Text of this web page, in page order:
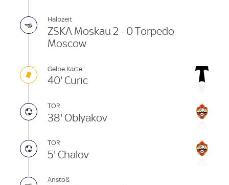
Halbzeit
ZSKA Moskau 2 - 0 Torpedo
Moscow
Gelbe Karte
40' Curic
TOR
38' Oblyakov
TOR
5' Chalov
Anstoß